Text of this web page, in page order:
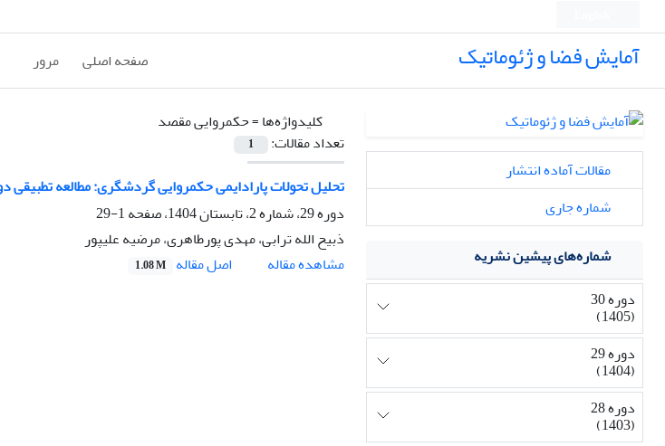
آمایش فضا و ژئوماتیک صفحه اصلی مرور
کلیدواژه‌ها =حکمروایی مقصد
تعداد مقالات:
1
تحلیل تحولات پارادایمی حکمروایی گردشگری: مطالعه تطبیقی دوره‌های 2000-2015 و
دوره 29، شماره 2، تابستان 1404، صفحه
1-29
ذبیح الله ترابی، مهدی پورطاهری، مرضیه علیپور
مشاهده مقاله
اصل مقاله 1.08 M
مقالات آماده انتشار
شماره جاری
شماره‌های پیشین نشریه
دوره 30
(1405)
دوره 29
(1404)
دوره 28
(1403)